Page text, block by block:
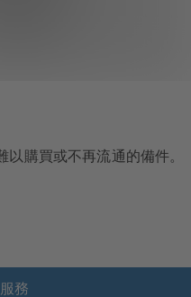
購買或不再流通的備件。
服務